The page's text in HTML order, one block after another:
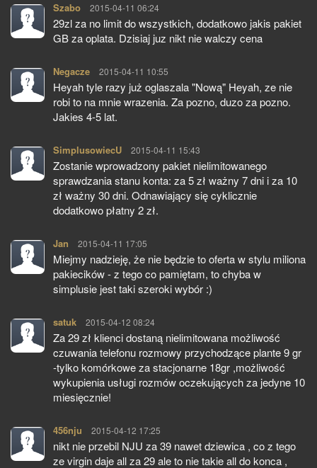
Szabo pisze:
2015-04-11 06:24
29zl za no limit do wszystkich, dodatkowo jakis pakiet
GB za oplata. Dzisiaj juz nikt nie walczy cena
Negacze pisze:
2015-04-11 10:55
Heyah tyle razy już oglaszala "Nową" Heyah, ze nie
robi to na mnie wrazenia. Za pozno, duzo za pozno.
Jakies 4-5 lat.
SimplusowiecU pisze:
2015-04-11 15:43
Zostanie wprowadzony pakiet nielimitowanego
sprawdzania stanu konta: za 5 zł ważny 7 dni i za 10
zł ważny 30 dni. Odnawiający się cyklicznie
dodatkowo płatny 2 zł.
Jan pisze:
2015-04-11 17:05
Miejmy nadzieję, że nie będzie to oferta w stylu miliona
pakiecików - z tego co pamiętam, to chyba w
simplusie jest taki szeroki wybór :)
satuk pisze:
2015-04-12 08:24
Za 29 zł klienci dostaną nielimitowana możliwość
czuwania telefonu rozmowy przychodzące plante 9 gr
-tylko komórkowe za stacjonarne 18gr ,możliwość
wykupienia usługi rozmów oczekujących za jedyne 10
miesięcznie!
456nju pisze:
2015-04-12 17:25
nikt nie przebil NJU za 39 nawet dziewica , co z tego
ze virgin daje all za 29 ale to nie takie all do konca ,